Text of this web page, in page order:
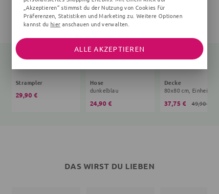
Strampler
29,90 €
Hose
dunkelblau
24,90 €
Decke
37,75 € 49,90 €
DAS WIRST DU LIEBEN
„Akzeptieren“ stimmst du der Nutzung von Cookies für
Präferenzen, Statistiken und Marketing zu. Weitere Optionen
kannst du hier anschauen und verwalten.
ALLE AKZEPTIEREN